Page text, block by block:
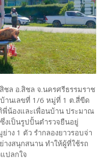
ล อ.สิชล จ.นครศรีธรรมราช
านเลขที่ 1/6 หมู่ที่ 1 ต.สี่ขีด
น้องและเพื่อนบ้าน ประมาณ
งเป็นรูปปั้นตำรวจยืนอยู่
ง 1 ตัว รำกลองยาวรอบจ่า
างสนุกสนาน ทำให้ผู้ที่ใช้รถ
ปลกใจ